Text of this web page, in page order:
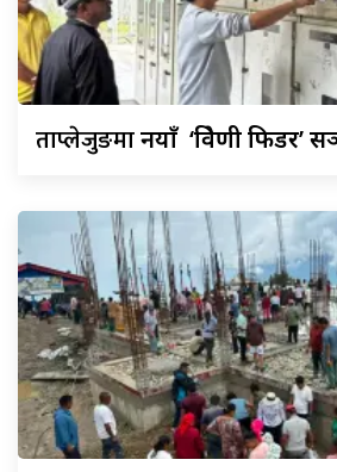
ताप्लेजुङमानयाँ ‘त्रिवेणी